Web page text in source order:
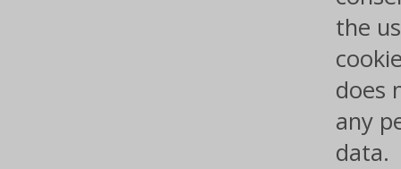
the
does
any
data.